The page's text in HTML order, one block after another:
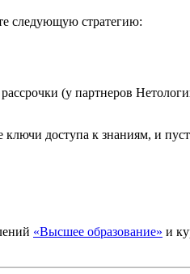
следующую стратегию:
(у партнеров
доступа к знаниям, и
«Высшее образование» и